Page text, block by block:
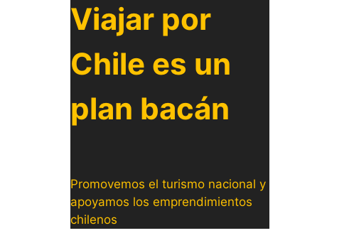
Viajar por
Chile es un
plan bacán
Promovemos el turismo nacional y
apoyamos los emprendimientos
chilenos